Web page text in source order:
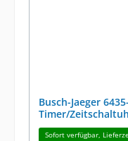
Busch-Jaeger
Timer/
Sofort verfügbar,